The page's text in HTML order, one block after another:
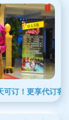
订！更享代订客